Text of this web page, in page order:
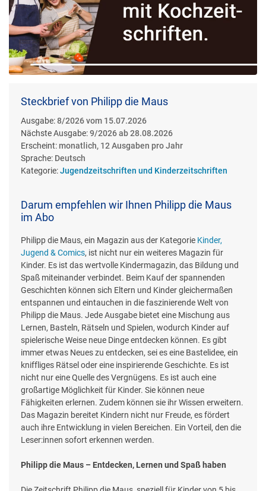
Steckbrief von Philipp die Maus
Ausgabe:8/2026 vom 15.07.2026
Nächste Ausgabe:9/2026 ab 28.08.2026
Erscheint: monatlich, 12 Ausgaben pro Jahr
Sprache: Deutsch
Kategorie:Jugendzeitschriften und Kinderzeitschriften
Darum empfehlen wir Ihnen Philipp die Maus
im Abo
Philipp die Maus, ein Magazin aus der Kategorie Kinder,
Jugend & Comics, ist nicht nur ein weiteres Magazin für
Kinder. Es ist das wertvolle Kindermagazin, das Bildung und
Spaß miteinander verbindet. Beim Kauf der spannenden
Geschichten können sich Eltern und Kinder gleichermaßen
entspannen und eintauchen in die faszinierende Welt von
Philipp die Maus. Jede Ausgabe bietet eine Mischung aus
Lernen, Basteln, Rätseln und Spielen, wodurch Kinder auf
spielerische Weise neue Dinge entdecken können. Es gibt
immer etwas Neues zu entdecken, sei es eine Bastelidee, ein
kniffliges Rätsel oder eine inspirierende Geschichte. Es ist
nicht nur eine Quelle des Vergnügens. Es ist auch eine
großartige Möglichkeit für Kinder. Sie können neue
Fähigkeiten erlernen. Zudem können sie ihr Wissen erweitern.
Das Magazin bereitet Kindern nicht nur Freude, es fördert
auch ihre Entwicklung in vielen Bereichen. Ein Vorteil, den die
Leser:innen sofort erkennen werden.
Philipp die Maus – Entdecken, Lernen und Spaß haben